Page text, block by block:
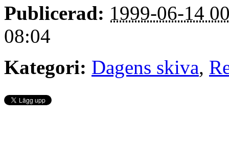
Publicerad: 1999-06-14
08:04
Kategori: Dagens skiva,